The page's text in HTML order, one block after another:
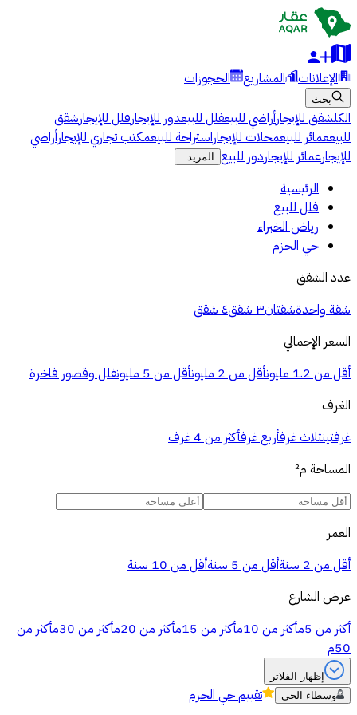
الإعلانات المشاريع الحجوزات
بحث
الكلشقق للإيجارأراضي للبيعفلل للبيعدور للإيجارفلل للإيجارشقق
للبيععمائر للبيعمحلات للإيجاراستراحة للبيعمكتب تجاري للإيجارأراضي
للإيجارعمائر للإيجاردور للبيع المزيد
الرئيسية
فلل للبيع
رياض الخبراء
حي الحزم
عدد الشقق
شقة واحدةشقتان٣ شقق
٤ شقق
السعر الإجمالي
أقل من 1.2 مليون
أقل من 2 مليون أقل من 5 مليون
فلل وقصور فاخرة
الغرف
غرفتينثلاث غرفأربع غرفأكثر من 4 غرف
المساحة م²
العمر
أقل من 2 سنة
أقل من 5 سنة
أقل من 10 سنة
عرض الشارع
أكثر من 5م
أكثر من 10م أكثر من 15م أكثر من 20م أكثر من 30م
أكثر من
50م
إظهار الفلاتر
وسطاء الحي
تقييمحي الحزم